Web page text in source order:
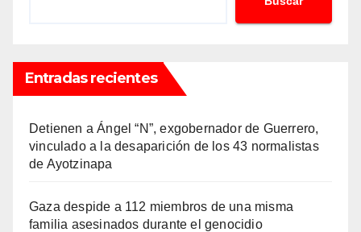
Entradas recientes
Detienen a Ángel “N”, exgobernador de Guerrero,
vinculado a la desaparición de los 43 normalistas
de Ayotzinapa
Gaza despide a 112 miembros de una misma
familia asesinados durante el genocidio